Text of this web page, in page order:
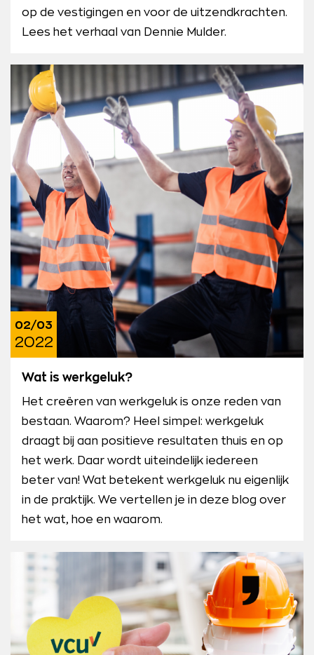
op de vestigingen en voor de uitzendkrachten.
Lees het verhaal van Dennie Mulder.
02/03
2022
Wat is werkgeluk?
Het creëren van werkgeluk is onze reden van
bestaan. Waarom? Heel simpel: werkgeluk
draagt bij aan positieve resultaten thuis en op
het werk. Daar wordt uiteindelijk iedereen
beter van! Wat betekent werkgeluk nu eigenlijk
in de praktijk. We vertellen je in deze blog over
het wat, hoe en waarom.